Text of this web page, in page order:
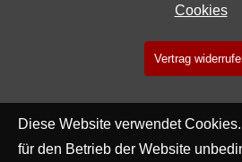
Cookies
Vertrag
Diese Website verwendet
für den Betrieb der Website